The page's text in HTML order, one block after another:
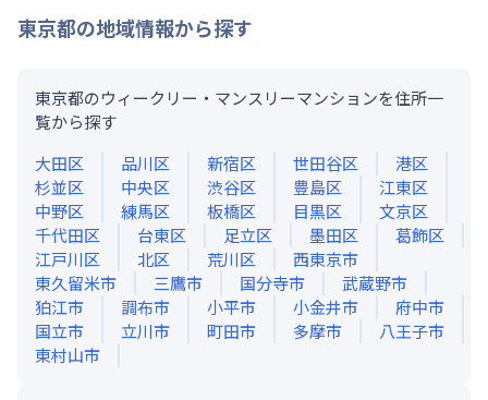
東京都の地域情報から探す
東京都のウィークリー・マンスリーマンションを住所一
覧から探す
大田区
品川区 新宿区 世田谷区
港区
杉並区
中央区 渋谷区 豊島区
江東区
中野区
練馬区 板橋区 目黒区
文京区
千代田区
台東区 足立区 墨田区
葛飾区
江戸川区
北区 荒川区
西東京市
東久留米市
三鷹市 国分寺市
武蔵野市
狛江市
調布市 小平市 小金井市
府中市
国立市
立川市 町田市 多摩市
八王子市
東村山市